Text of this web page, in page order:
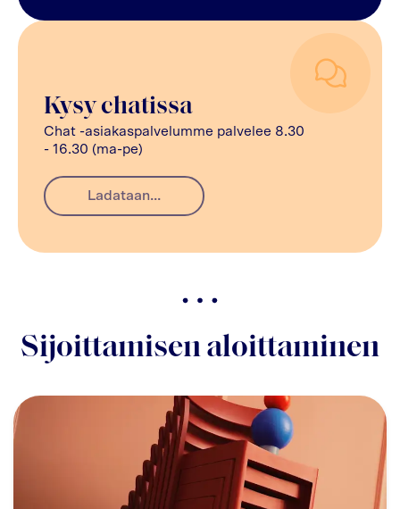
Kysy chatissa
Chat -asiakaspalvelumme palvelee 8.30
- 16.30 (ma-pe)
Ladataan...
Sijoittamisen aloittaminen